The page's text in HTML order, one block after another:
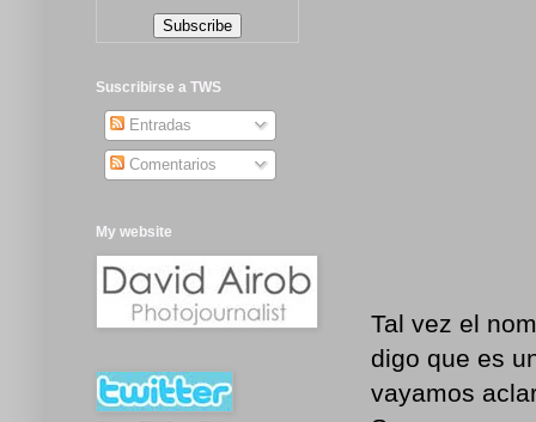
Tal vez el
digo que es
vayamos
Suscribirse a TWS
Entradas
Comentarios
My website